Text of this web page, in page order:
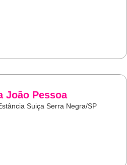
João Pessoa
Suiça Serra Negra/SP